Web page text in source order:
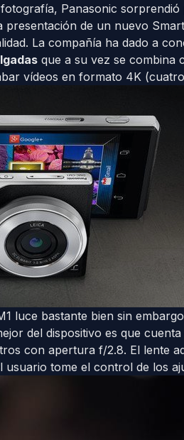
Panasonic
presentación de un nuevo
La compañía ha dado a
que a su vez se combina
vídeos en formato 4K
luce bastante bien sin
del dispositivo es que
con apertura f/2.8. El lente
tome el control de los